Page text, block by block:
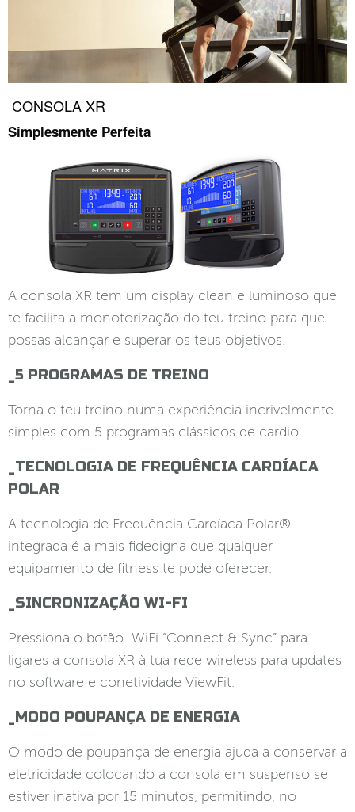
CONSOLA XR
Simplesmente Perfeita
A consola XR tem um display clean e luminoso que
te facilita a monotorização do teu treino para que
possas alcançar e superar os teus objetivos.
_5 PROGRAMAS DE TREINO
Torna o teu treino numa experiência incrivelmente
simples com 5 programas clássicos de cardio
_TECNOLOGIA DE FREQUÊNCIA CARDÍACA
POLAR
A tecnologia de Frequência Cardíaca Polar®
integrada é a mais fidedigna que qualquer
equipamento de fitness te pode oferecer.
_SINCRONIZAÇÃO WI-FI
Pressiona o botão WiFi “Connect & Sync” para
ligares a consola XR à tua rede wireless para updates
no software e conetividade ViewFit.
_MODO POUPANÇA DE ENERGIA
O modo de poupança de energia ajuda a conservar a
eletricidade colocando a consola em suspenso se
estiver inativa por 15 minutos, permitindo, no